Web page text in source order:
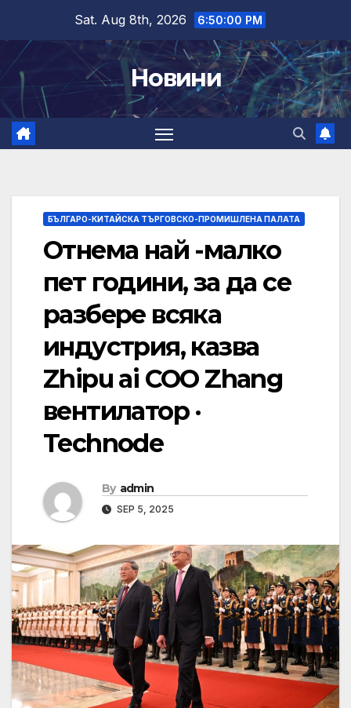
content
Sat. Aug 8th, 2026 6:50:01 PM
Новини
БЪЛГАРО-КИТАЙСКА ТЪРГОВСКО-ПРОМИШЛЕНА ПАЛАТА
Отнема най -малко
пет години, за да се
разбере всяка
индустрия, казва
Zhipu ai COO Zhang
вентилатор ·
Technode
By admin
SEP 5, 2025